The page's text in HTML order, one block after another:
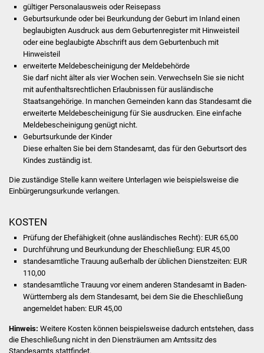
Schulen
Kindergärten
Kolping-Musikschule
Volkshochschule
Soziale Einrichtungen
Kirchen
Lokale Agenda
Fachteam Jugend
Kinder- und
Stadtwerke
Suenergie
gültiger Personalausweis oder Reisepass
Geburtsurkunde oder bei Beurkundung der Geburt im Inland einen
beglaubigten Ausdruck aus dem Geburtenregister mit Hinweisteil
oder eine beglaubigte Abschrift aus dem Geburtenbuch mit
Hinweisteil
erweiterte Meldebescheinigung der Meldebehörde
Sie darf nicht älter als vier Wochen sein. Verwechseln Sie sie nicht
mit aufenthaltsrechtlichen Erlaubnissen für ausländische
Staatsangehörige. In manchen Gemeinden kann das Standesamt die
erweiterte Meldebescheinigung für Sie ausdrucken. Eine einfache
Meldebescheinigung genügt nicht.
Geburtsurkunde der Kinder
Diese erhalten Sie bei dem Standesamt, das für den Geburtsort des
Kindes zuständig ist.
Die zuständige Stelle kann weitere Unterlagen wie beispielsweise die
Einbürgerungsurkunde verlangen.
KOSTEN
Prüfung der Ehefähigkeit (ohne ausländisches Recht): EUR 65,00
Durchführung und Beurkundung der Eheschließung: EUR 45,00
standesamtliche Trauung außerhalb der üblichen Dienstzeiten: EUR
110,00
standesamtliche Trauung vor einem anderen Standesamt in Baden-
Württemberg als dem Standesamt, bei dem Sie die Eheschließung
angemeldet haben: EUR 45,00
Hinweis: Weitere Kosten können beispielsweise dadurch entstehen, dass
die Eheschließung nicht in den Diensträumen am Amtssitz des
Standesamts stattfindet.